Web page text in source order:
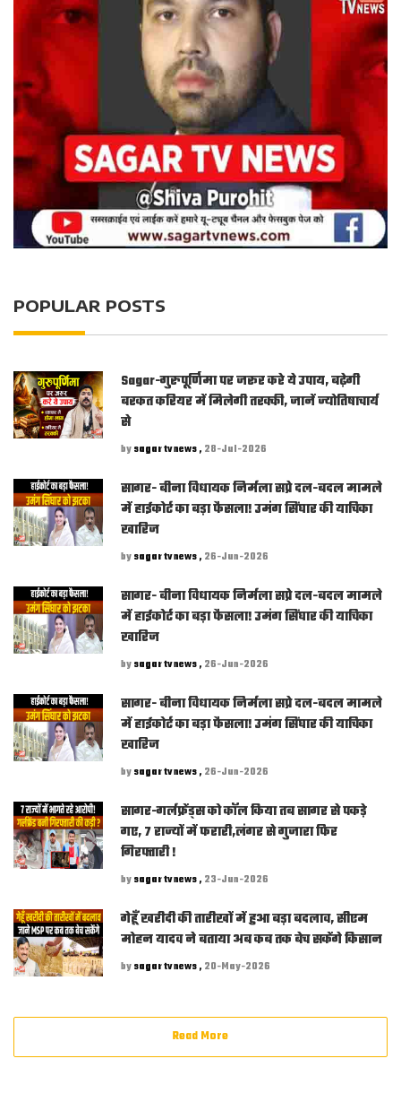
POPULAR POSTS
Sagar-गुरुपूर्णिमा पर जरूर करे ये उपाय, बढ़ेगी
बरकत करियर में मिलेगी तरक्की, जानें ज्योतिषाचार्य
से
bysagar tv news , 28-Jul-2026
सागर- बीना विधायक निर्मला सप्रे दल-बदल मामले
में हाईकोर्ट का बड़ा फैसला! उमंग सिंघार की याचिका
खारिज
bysagar tv news , 26-Jun-2026
सागर- बीना विधायक निर्मला सप्रे दल-बदल मामले
में हाईकोर्ट का बड़ा फैसला! उमंग सिंघार की याचिका
खारिज
bysagar tv news , 26-Jun-2026
सागर- बीना विधायक निर्मला सप्रे दल-बदल मामले
में हाईकोर्ट का बड़ा फैसला! उमंग सिंघार की याचिका
खारिज
bysagar tv news , 26-Jun-2026
सागर-गर्लफ्रेंड्स को कॉल किया तब सागर से पकड़े
गए, 7 राज्यों में फरारी,लंगर से गुजारा फिर
गिरफ्तारी !
bysagar tv news , 23-Jun-2026
गेहूँ खरीदी की तारीखों में हुआ बड़ा बदलाव, सीएम
मोहन यादव ने बताया अब कब तक बेच सकेंगे किसान
bysagar tv news , 20-May-2026
Read More